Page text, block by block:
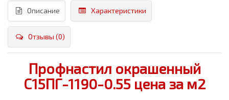
Описание Характеристики
Отзывы (0)
Профнастил окрашенный
С15ПГ-1190-0.55 цена за м2